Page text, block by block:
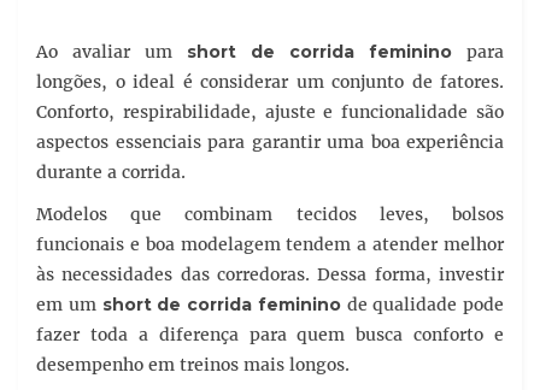
Ao avaliar um short de corrida feminino para
longões, o ideal é considerar um conjunto de fatores.
Conforto, respirabilidade, ajuste e funcionalidade são
aspectos essenciais para garantir uma boa experiência
durante a corrida.
Modelos que combinam tecidos leves, bolsos
funcionais e boa modelagem tendem a atender melhor
às necessidades das corredoras. Dessa forma, investir
em um short de corrida femininode qualidade pode
fazer toda a diferença para quem busca conforto e
desempenho em treinos mais longos.